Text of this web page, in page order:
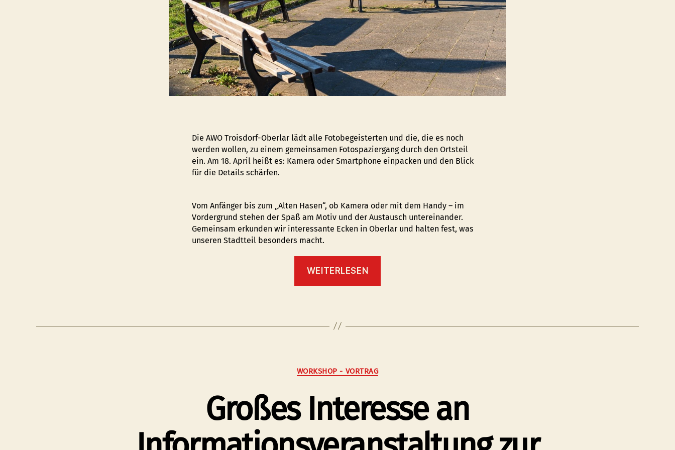
Die AWO Troisdorf-Oberlar lädt alle Fotobegeisterten und die, die es noch
werden wollen, zu einem gemeinsamen Fotospaziergang durch den Ortsteil
ein. Am 18. April heißt es: Kamera oder Smartphone einpacken und den Blick
für die Details schärfen.
Vom Anfänger bis zum „Alten Hasen“, ob Kamera oder mit dem Handy – im
Vordergrund stehen der Spaß am Motiv und der Austausch untereinander.
Gemeinsam erkunden wir interessante Ecken in Oberlar und halten fest, was
unseren Stadtteil besonders macht.
WEITERLESEN
die
Kategorien
WORKSHOP - VORTRAG
Großes Interesse an